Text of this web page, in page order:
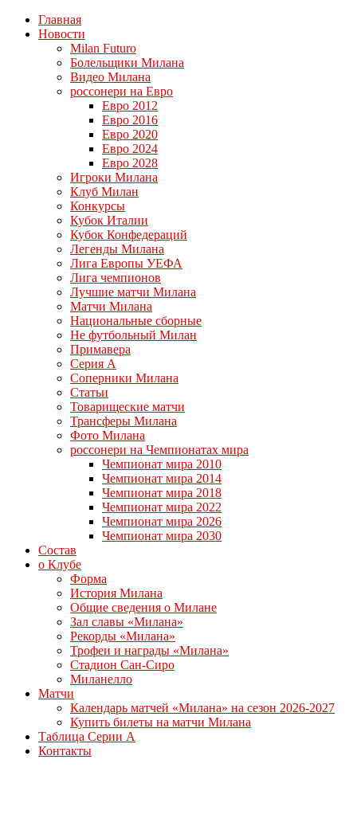
Главная
Новости
Milan Futuro
Болельщики Милана
Видео Милана
россонери на Евро
Евро 2012
Евро 2016
Евро 2020
Евро 2024
Евро 2028
Игроки Милана
Клуб Милан
Конкурсы
Кубок Италии
Кубок Конфедераций
Легенды Милана
Лига Европы УЕФА
Лига чемпионов
Лучшие матчи Милана
Матчи Милана
Национальные сборные
Не футбольный Милан
Примавера
Серия А
Соперники Милана
Статьи
Товарищеские матчи
Трансферы Милана
Фото Милана
россонери на Чемпионатах мира
Чемпионат мира 2010
Чемпионат мира 2014
Чемпионат мира 2018
Чемпионат мира 2022
Чемпионат мира 2026
Чемпионат мира 2030
Состав
о Клубе
Форма
История Милана
Общие сведения о Милане
Зал славы «Милана»
Рекорды «Милана»
Трофеи и награды «Милана»
Стадион Сан-Сиро
Миланелло
Матчи
Календарь матчей «Милана» на сезон 2026-2027
Купить билеты на матчи Милана
Таблица Серии А
Контакты